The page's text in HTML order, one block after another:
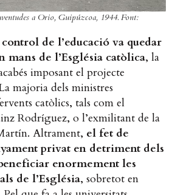
a Orio, Guipúzcoa, 1944. Font:
de l’educació va quedar
de l’Església catòlica, la
imposant el projecte
majoria dels ministres
catòlics, tals com el
Rodríguez, o l’exmilitant de la
Altrament, el fet de
privat en detriment dels
enormement les
de l’Església, sobretot en